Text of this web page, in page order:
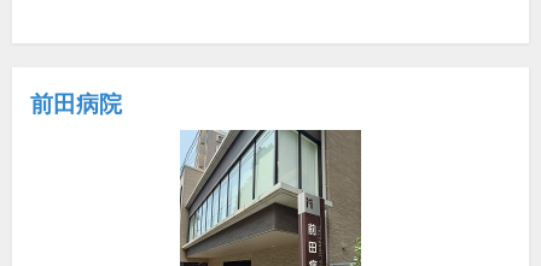
前田病院